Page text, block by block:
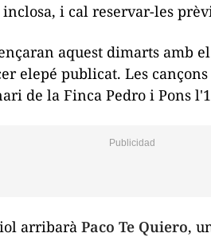
inclosa, i cal reservar-les
aquest dimarts amb
elepé publicat. Les
de la Finca Pedro i Pons
arribarà Paco Te Quiero,